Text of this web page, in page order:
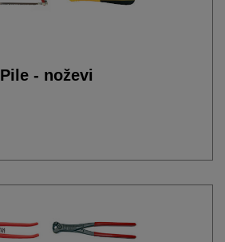
Pile - noževi